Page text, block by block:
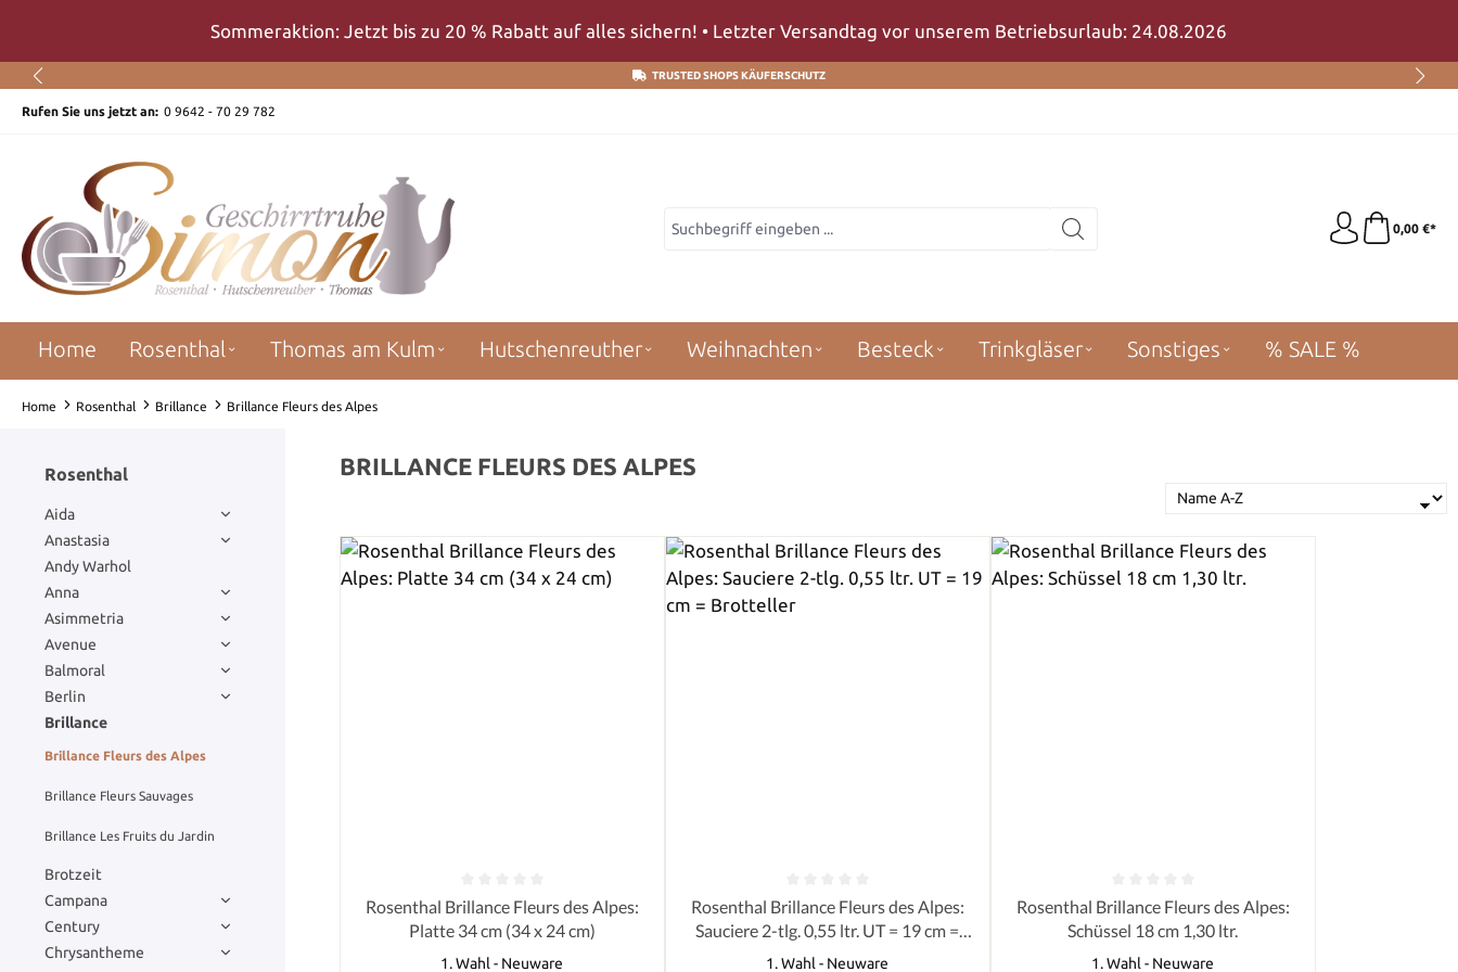
Zur Hauptnavigation springenSommeraktion: Jetzt bis zu 20 % Rabatt auf alles sichern! • Letzter Versandtag vor unserem Betriebsurlaub: 24.08.2026
TRUSTED SHOPS KÄUFERSCHUTZ
Rufen Sie uns jetzt an: 0 9642 - 70 29 782
0,00 €*
Home Rosenthal Thomas am Kulm Hutschenreuther Weihnachten Besteck Trinkgläser Sonstiges % SALE %
Home Rosenthal Brillance Brillance Fleurs des Alpes
Rosenthal
Aida
Anastasia
Andy Warhol
Anna
Asimmetria
Avenue
Balmoral
Berlin
Brillance
Brillance Fleurs des Alpes
Brillance Fleurs Sauvages
Brillance Les Fruits du Jardin
Brotzeit
Campana
Century
Chrysantheme
BRILLANCE FLEURS DES ALPES
Durchschnittliche Bewertung von 0 von 5 Sternen
Rosenthal Brillance Fleurs des Alpes:
Platte 34 cm (34 x 24 cm)
1. Wahl - Neuware
Durchschnittliche Bewertung von 0 von 5 Sternen
Rosenthal Brillance Fleurs des Alpes:
Sauciere 2-tlg. 0,55 ltr. UT = 19 cm =
Brotteller
1. Wahl - Neuware
Durchschnittliche Bewertung von 0 von 5 Sternen
Rosenthal Brillance Fleurs des Alpes:
Schüssel 18 cm 1,30 ltr.
1. Wahl - Neuware